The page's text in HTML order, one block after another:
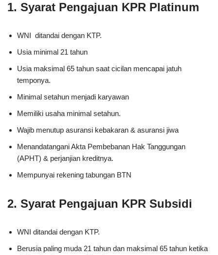
1. Syarat Pengajuan KPR Platinum
WNI ditandai dengan KTP.
Usia minimal 21 tahun
Usia maksimal 65 tahun saat cicilan mencapai jatuh
temponya.
Minimal setahun menjadi karyawan
Memiliki usaha minimal setahun.
Wajib menutup asuransi kebakaran & asuransi jiwa
Menandatangani Akta Pembebanan Hak Tanggungan
(APHT) & perjanjian kreditnya.
Mempunyai rekening tabungan BTN
2. Syarat Pengajuan KPR Subsidi
WNI ditandai dengan KTP.
Berusia paling muda 21 tahun dan maksimal 65 tahun ketika